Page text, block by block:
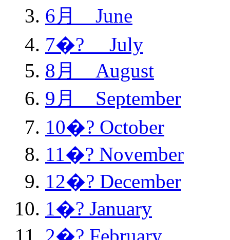
6月 June
7�? July
8月 August
9月 September
10�? October
11�? November
12�? December
1�? January